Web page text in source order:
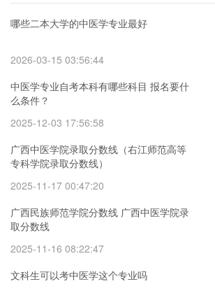
哪些二本大学的中医学专业最好
2026-03-15 03:56:44
中医学专业自考本科有哪些科目 报名要什
么条件？
2025-12-03 17:56:58
广西中医学院录取分数线（右江师范高等
专科学院录取分数线）
2025-11-17 00:47:20
广西民族师范学院分数线 广西中医学院录
取分数线
2025-11-16 08:22:47
文科生可以考中医学这个专业吗